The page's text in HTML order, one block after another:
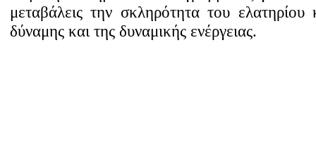
μεταβάλεις την σκληρότητα του
δύναμης και της δυναμικής ενέργειας.